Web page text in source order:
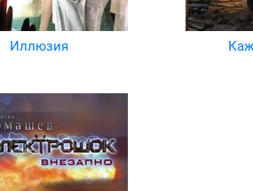
Иллюзия